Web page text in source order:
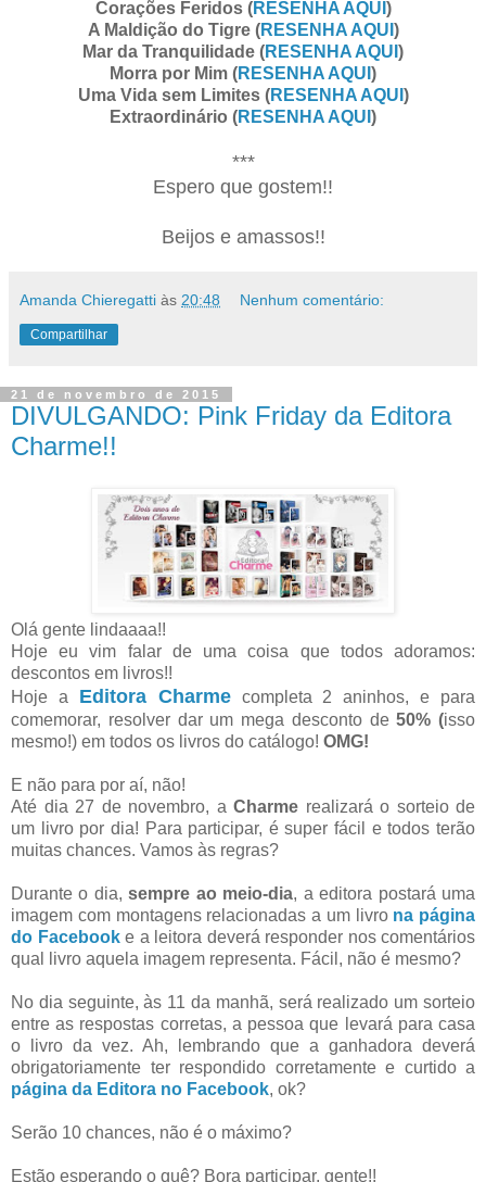
Corações Feridos (RESENHA AQUI )
A Maldição do Tigre (RESENHA AQUI )
Mar da Tranquilidade (RESENHA AQUI )
Morra por Mim (RESENHA AQUI )
Uma Vida sem Limites (RESENHA AQUI )
Extraordinário (RESENHA AQUI )
***
Espero que gostem!!
Beijos e amassos!!
Amanda Chieregatti às 20:48 Nenhum comentário:
Compartilhar
21 de novembro de 2015
DIVULGANDO: Pink Friday da Editora
Charme!!
Olá gente lindaaaa!!
Hoje eu vim falar de uma coisa que todos adoramos:
descontos em livros!!
Hoje a Editora Charmecompleta 2 aninhos, e para
comemorar, resolver dar um mega desconto de50% (isso
mesmo!) em todos os livros do catálogo! OMG!
E não para por aí, não!
Até dia 27 de novembro, a Charme realizará o sorteio de
um livro por dia! Para participar, é super fácil e todos terão
muitas chances. Vamos às regras?
Durante o dia,sempre ao meio-dia, a editora postará uma
imagem com montagens relacionadas a um livro na página
do Facebooke a leitora deverá responder nos comentários
qual livro aquela imagem representa. Fácil, não é mesmo?
No dia seguinte, às 11 da manhã, será realizado um sorteio
entre as respostas corretas, a pessoa que levará para casa
o livro da vez. Ah, lembrando que a ganhadora deverá
obrigatoriamente ter respondido corretamente e curtido a
página da Editora no Facebook, ok?
Serão 10 chances, não é o máximo?
Estão esperando o quê? Bora participar, gente!!